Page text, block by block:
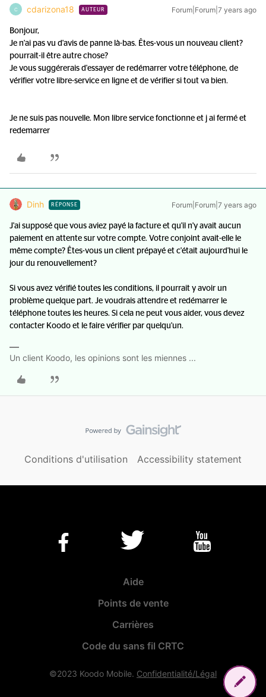
C cdarizona18 AUTEUR Forum|Forum|7 years ago
Bonjour,
Je n'ai pas vu d'avis de panne là-bas. Êtes-vous un nouveau client?
pourrait-il être autre chose?
Je vous suggérerais d'essayer de redémarrer votre téléphone, de
vérifier votre libre-service en ligne et de vérifier si tout va bien.
Je ne suis pas nouvelle. Mon libre service fonctionne et j ai fermé et
redemarrer
Dinh RÉPONSE Forum|Forum|7 years ago
J'ai supposé que vous aviez payé la facture et qu'il n'y avait aucun
paiement en attente sur votre compte. Votre conjoint avait-elle le
même compte? Êtes-vous un client prépayé et c'était aujourd'hui le
jour du renouvellement?
Si vous avez vérifié toutes les conditions, il pourrait y avoir un
problème quelque part. Je voudrais attendre et redémarrer le
téléphone toutes les heures. Si cela ne peut vous aider, vous devez
contacter Koodo et le faire vérifier par quelqu'un.
Un client Koodo, les opinions sont les miennes ...
Conditions d'utilisation Accessibility statement
Aide
Points de vente
Carrières
Code du sans fil CRTC
©2023 Koodo Mobile. Confidentialité/Légal